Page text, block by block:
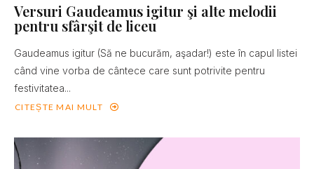
Versuri Gaudeamus igitur şi alte melodii
pentru sfârşit de liceu
Gaudeamus igitur (Să ne bucurăm, aşadar!) este în capul listei
când vine vorba de cântece care sunt potrivite pentru
festivitatea...
CITEȘTE MAI MULT